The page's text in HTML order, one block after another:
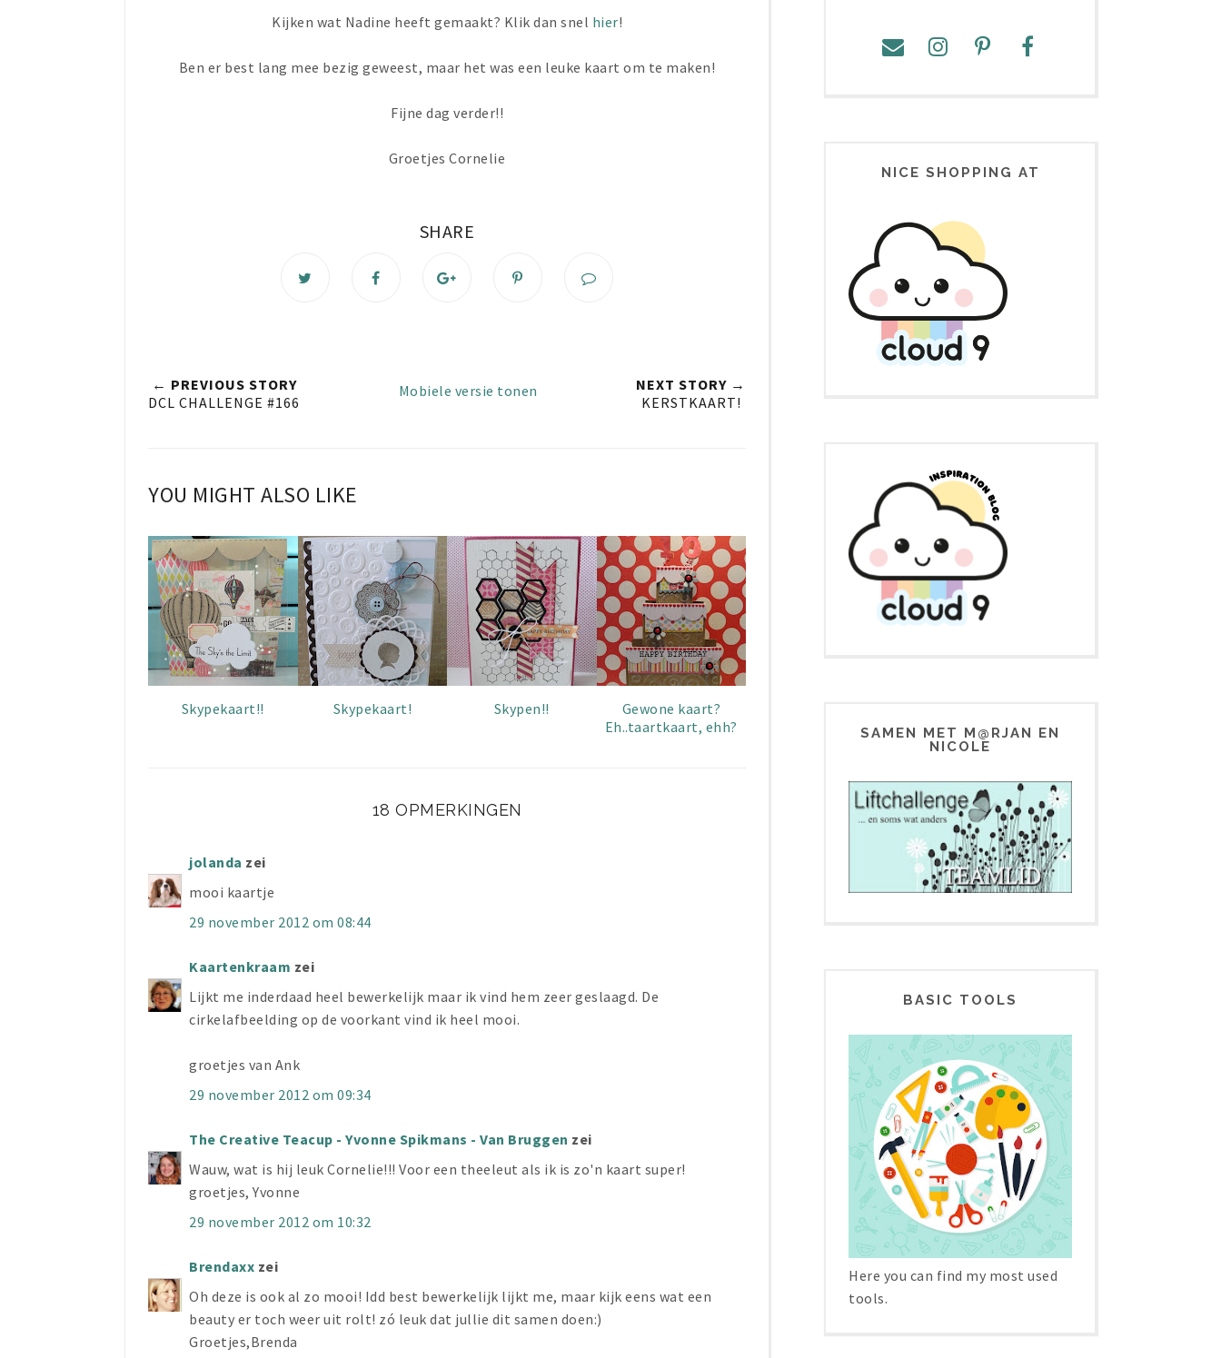
Kijken wat Nadine heeft gemaakt? Klik dan snel hier!
Ben er best lang mee bezig geweest, maar het was een leuke kaart om te maken!
Fijne dag verder!!
Groetjes Cornelie
SHARE
← PREVIOUS STORY
DCL CHALLENGE #166
NEXT STORY →
KERSTKAART!
Mobiele versie tonen
YOU MIGHT ALSO LIKE
Skypekaart!! Skypekaart! Skypen!!
Gewone kaart?
Eh..taartkaart, ehh?
18 OPMERKINGEN
jolanda zei
mooi kaartje
29 november 2012 om 08:44
Kaartenkraam zei
Lijkt me inderdaad heel bewerkelijk maar ik vind hem zeer geslaagd. De
cirkelafbeelding op de voorkant vind ik heel mooi.
groetjes van Ank
29 november 2012 om 09:34
The Creative Teacup - Yvonne Spikmans - Van Bruggen zei
Wauw, wat is hij leuk Cornelie!!! Voor een theeleut als ik is zo'n kaart super!
groetjes, Yvonne
29 november 2012 om 10:32
Brendaxx zei
Oh deze is ook al zo mooi! Idd best bewerkelijk lijkt me, maar kijk eens wat een
beauty er toch weer uit rolt! zó leuk dat jullie dit samen doen:)
Groetjes,Brenda
NICE SHOPPING AT
SAMEN MET M@RJAN EN
NICOLE
BASIC TOOLS
Here you can find my most used
tools.